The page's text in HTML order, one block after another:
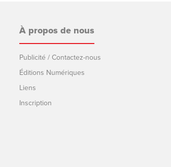
À propos de nous
Publicité / Contactez-nous
Éditions Numériques
Liens
Inscription